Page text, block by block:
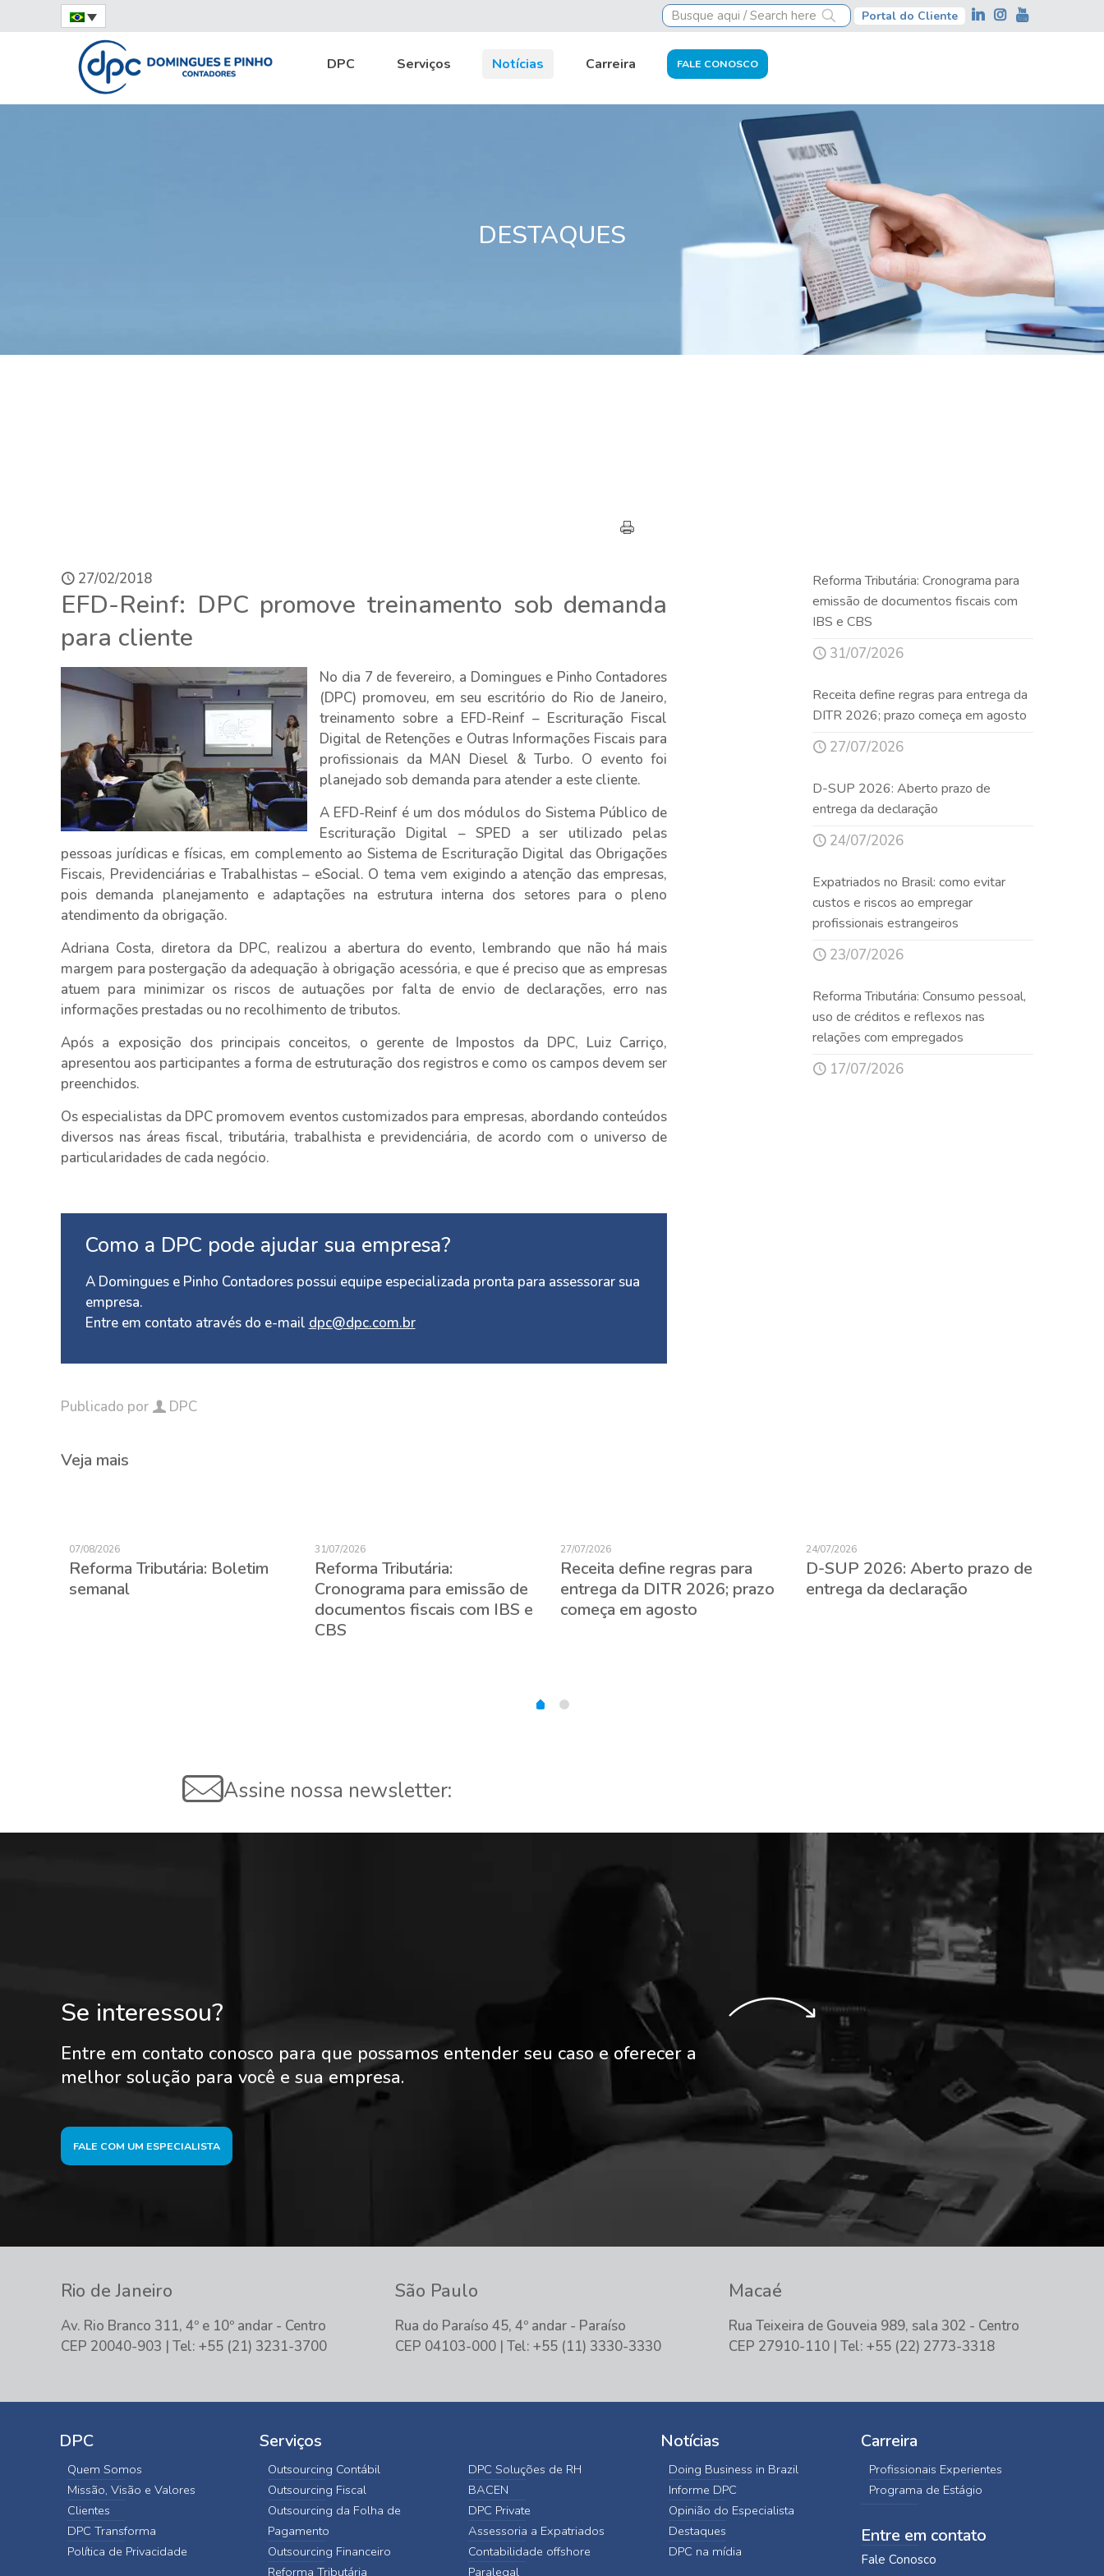
Portal do Cliente
DPC Serviços Notícias Carreira FALE CONOSCO
Home Notícias EFD-Reinf: DPC promove treinamento sob demanda para cliente
DESTAQUES
27/02/2018
EFD-Reinf: DPC promove treinamento sob demanda
para cliente
No dia 7 de fevereiro, a Domingues e Pinho Contadores
(DPC) promoveu, em seu escritório do Rio de Janeiro,
treinamento sobre a EFD-Reinf – Escrituração Fiscal
Digital de Retenções e Outras Informações Fiscais para
profissionais da MAN Diesel & Turbo. O evento foi
planejado sob demanda para atender a este cliente.
A EFD-Reinf é um dos módulos do Sistema Público de
Escrituração Digital – SPED a ser utilizado pelas
pessoas jurídicas e físicas, em complemento ao Sistema de Escrituração Digital das Obrigações
Fiscais, Previdenciárias e Trabalhistas – eSocial. O tema vem exigindo a atenção das empresas,
pois demanda planejamento e adaptações na estrutura interna dos setores para o pleno
atendimento da obrigação.
Adriana Costa, diretora da DPC, realizou a abertura do evento, lembrando que não há mais
margem para postergação da adequação à obrigação acessória, e que é preciso que as empresas
atuem para minimizar os riscos de autuações por falta de envio de declarações, erro nas
informações prestadas ou no recolhimento de tributos.
Após a exposição dos principais conceitos, o gerente de Impostos da DPC, Luiz Carriço,
apresentou aos participantes a forma de estruturação dos registros e como os campos devem ser
preenchidos.
Os especialistas da DPC promovem eventos customizados para empresas, abordando conteúdos
diversos nas áreas fiscal, tributária, trabalhista e previdenciária, de acordo com o universo de
particularidades de cada negócio.
Como a DPC pode ajudar sua empresa?
A Domingues e Pinho Contadores possui equipe especializada pronta para assessorar sua
empresa.
Entre em contato através do e-mail dpc@dpc.com.br
Publicado por DPC
Reforma Tributária: Cronograma para
emissão de documentos fiscais com
IBS e CBS
31/07/2026
Receita define regras para entrega da
DITR 2026; prazo começa em agosto
27/07/2026
D-SUP 2026: Aberto prazo de
entrega da declaração
24/07/2026
Expatriados no Brasil: como evitar
custos e riscos ao empregar
profissionais estrangeiros
23/07/2026
Reforma Tributária: Consumo pessoal,
uso de créditos e reflexos nas
relações com empregados
17/07/2026
Veja mais
07/08/2026
Reforma Tributária: Boletim
semanal
31/07/2026
Reforma Tributária:
Cronograma para emissão de
documentos fiscais com IBS e
CBS
27/07/2026
Receita define regras para
entrega da DITR 2026; prazo
começa em agosto
24/07/2026
D-SUP 2026: Aberto prazo de
entrega da declaração
Assine nossa newsletter:
Se interessou?
Entre em contato conosco para que possamos entender seu caso e oferecer a
melhor solução para você e sua empresa.
FALE COM UM ESPECIALISTA
Rio de Janeiro
Av. Rio Branco 311, 4º e 10º andar - Centro
CEP 20040-903 | Tel: +55 (21) 3231-3700
São Paulo
Rua do Paraíso 45, 4º andar - Paraíso
CEP 04103-000 | Tel: +55 (11) 3330-3330
Macaé
Rua Teixeira de Gouveia 989, sala 302 - Centro
CEP 27910-110 | Tel: +55 (22) 2773-3318
DPC
Quem Somos
Missão, Visão e Valores
Clientes
DPC Transforma
Política de Privacidade
Serviços
Outsourcing Contábil
Outsourcing Fiscal
Outsourcing da Folha de
Pagamento
Outsourcing Financeiro
Reforma Tributária
DPC Soluções de RH
BACEN
DPC Private
Assessoria a Expatriados
Contabilidade offshore
Paralegal
Notícias
Doing Business in Brazil
Informe DPC
Opinião do Especialista
Destaques
DPC na mídia
Carreira
Profissionais Experientes
Programa de Estágio
Entre em contato
Fale Conosco